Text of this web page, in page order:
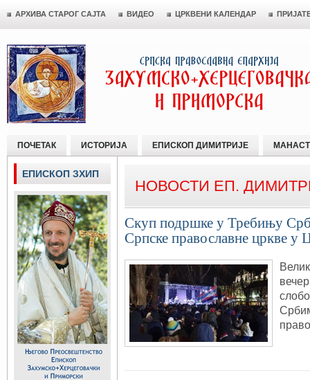
АРХИВА СТАРОГ САЈТА ВИДЕО ЦРКВЕНИ КАЛЕНДАР
ПОЧЕТАК ИСТОРИЈА ЕПИСКОП ДИМИТРИЈЕ
НОВОСТИ ЕП.
Скуп подршке у Требињу
Српске православне цркве у
ЕПИСКОП ЗХИП